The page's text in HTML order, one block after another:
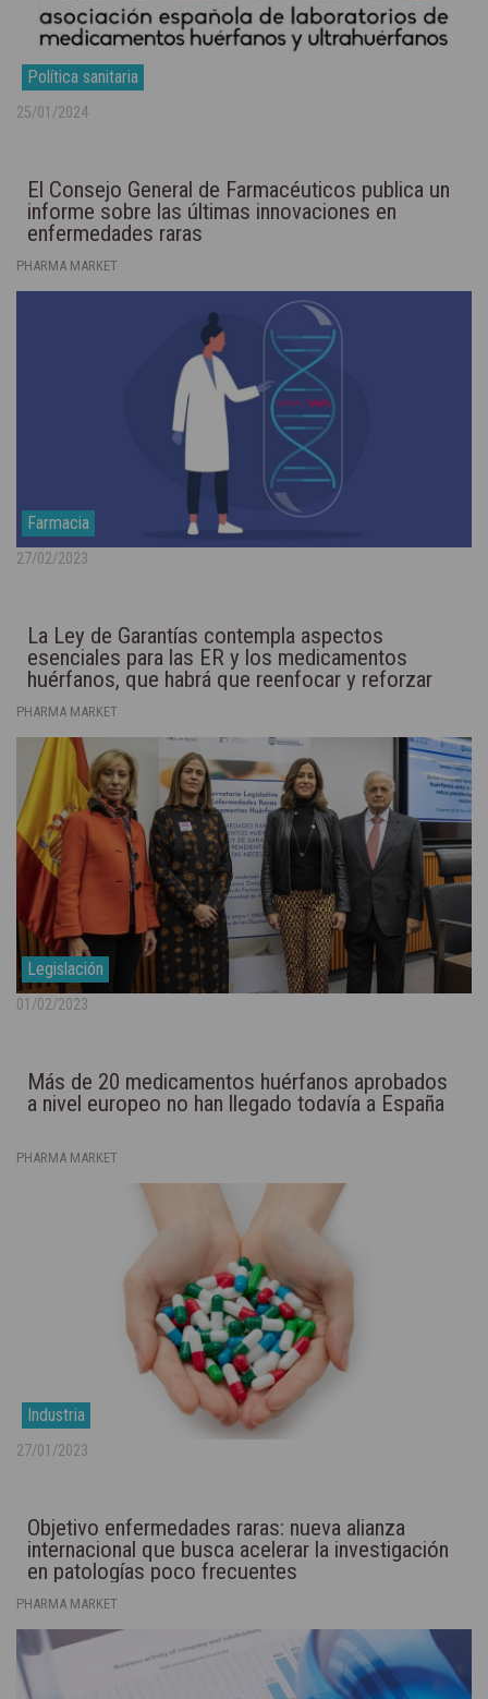
Política sanitaria
25/01/2024
El Consejo General de Farmacéuticos publica un
informe sobre las últimas innovaciones en
enfermedades raras
PHARMA MARKET
Farmacia
27/02/2023
La Ley de Garantías contempla aspectos
esenciales para las ER y los medicamentos
huérfanos, que habrá que reenfocar y reforzar
PHARMA MARKET
Legislación
01/02/2023
Más de 20 medicamentos huérfanos aprobados
a nivel europeo no han llegado todavía a España
PHARMA MARKET
Industria
27/01/2023
Objetivo enfermedades raras: nueva alianza
internacional que busca acelerar la investigación
en patologías poco frecuentes
PHARMA MARKET